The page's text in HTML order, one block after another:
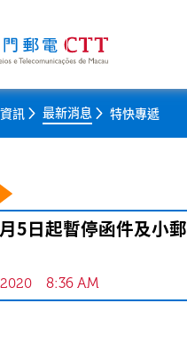
訊 最新消息 特快專遞
5日起暫停函件及小
8:36 AM